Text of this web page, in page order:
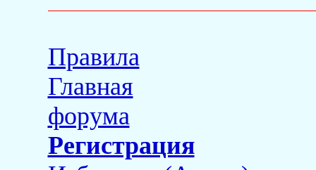
Правила
Главная
форума
Регистрация